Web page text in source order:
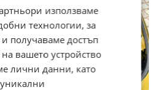
използваме
технологии, за
получаваме достъп
вашето устройство
лични данни, като